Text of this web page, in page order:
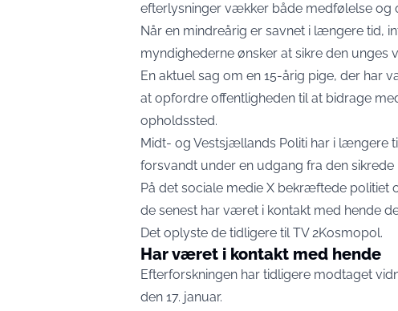
efterlysninger vækker både medfølelse
Når en mindreårig er savnet i længere tid,
myndighederne ønsker at sikre den unges
En aktuel sag om en 15-årig pige, der har
at opfordre offentligheden til at bidrage
opholdssted.
Midt- og Vestsjællands Politi har i længere
forsvandt under en udgang fra den sikrede
På det sociale medie X bekræftede politiet
de senest har været i kontakt med hende
Det oplyste de tidligere tilTV 2Kosmopol.
Har været i kontakt med hende
Efterforskningen har tidligere modtaget
den 17. januar.